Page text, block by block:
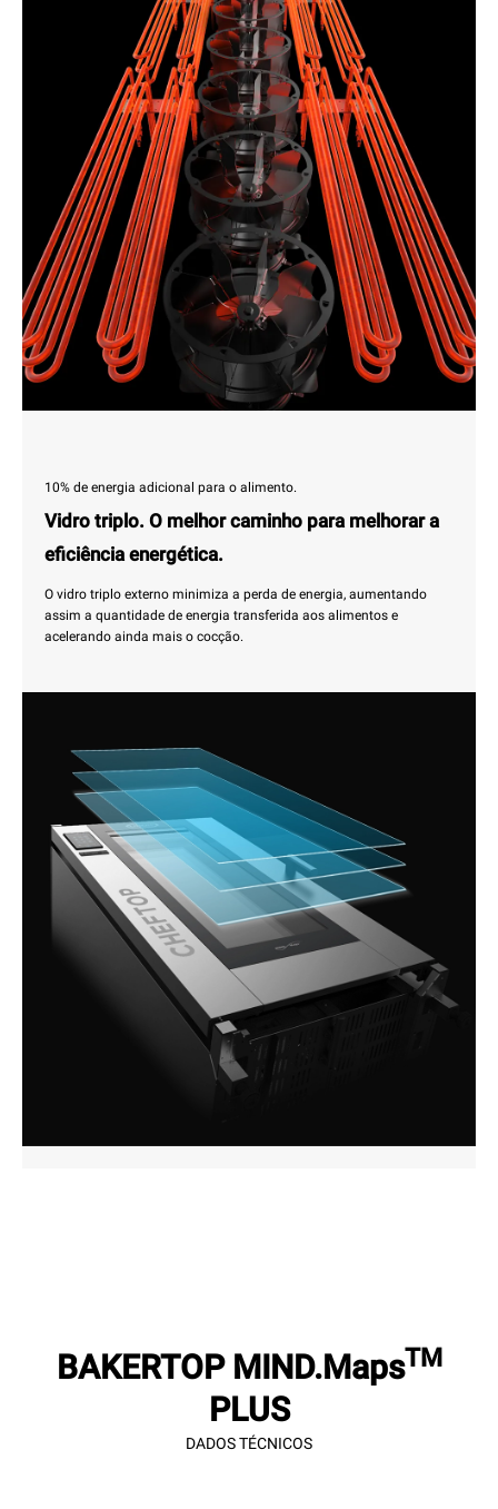
10% de energia adicional para o alimento.
Vidro triplo. O melhor caminho para melhorar a
eficiência energética.
O vidro triplo externo minimiza a perda de energia, aumentando
assim a quantidade de energia transferida aos alimentos e
acelerando ainda mais o cocção.
BAKERTOP MIND.MapsTM
PLUS
DADOS TÉCNICOS